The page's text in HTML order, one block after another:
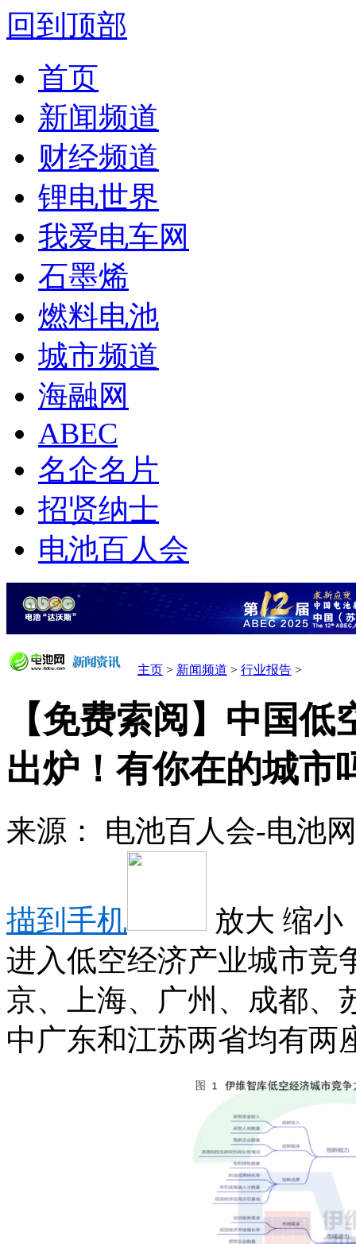
回到顶部
首页
新闻频道
财经频道
锂电世界
我爱电车网
石墨烯
燃料电池
城市频道
海融网
ABEC
名企名片
招贤纳士
电池百人会
主页 > 新闻频道 > 行业报告 >
【免费索阅】中国
出炉！有你在的城市
来源： 电池百人会-电池
描到手机 放大 缩小
进入低空经济产业城市竞
京、上海、广州、成都、
中广东和江苏两省均有两